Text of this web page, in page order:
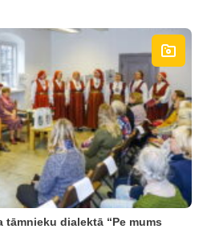
dialektā “Pe mums